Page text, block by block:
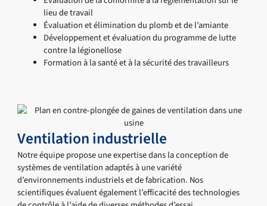
lieu de travail
Évaluation et élimination du plomb et de l’amiante
Développement et évaluation du programme de lutte
contre la légionellose
Formation à la santé et à la sécurité des travailleurs
Ventilation industrielle
Notre équipe propose une expertise dans la conception de
systèmes de ventilation adaptés à une variété
d’environnements industriels et de fabrication. Nos
scientifiques évaluent également l’efficacité des technologies